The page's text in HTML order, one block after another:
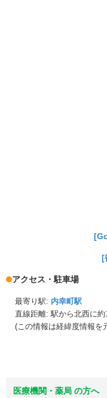
[
アクセス・駐車場
最寄り駅: 内幸町駅
直線距離: 駅から北西に約
(この情報は経緯度情報を
医療機関・薬局 の方へ